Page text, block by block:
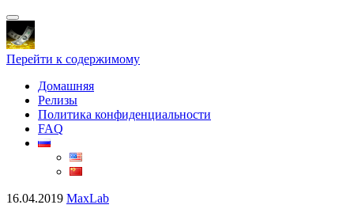
Показать/
Скрыть
навигацию
Перейти к содержимому
Домашняя
Релизы
Политика конфиденциальности
FAQ
16.04.2019 MaxLab